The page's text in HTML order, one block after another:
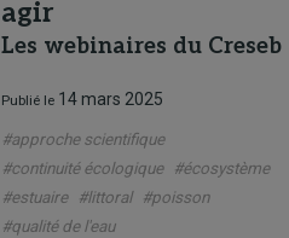
agir
Les webinaires du Creseb
Publié le 14 mars 2025
#approche scientifique
#continuité écologique
#écosystème
#estuaire
#littoral
#poisson
#qualité de l'eau